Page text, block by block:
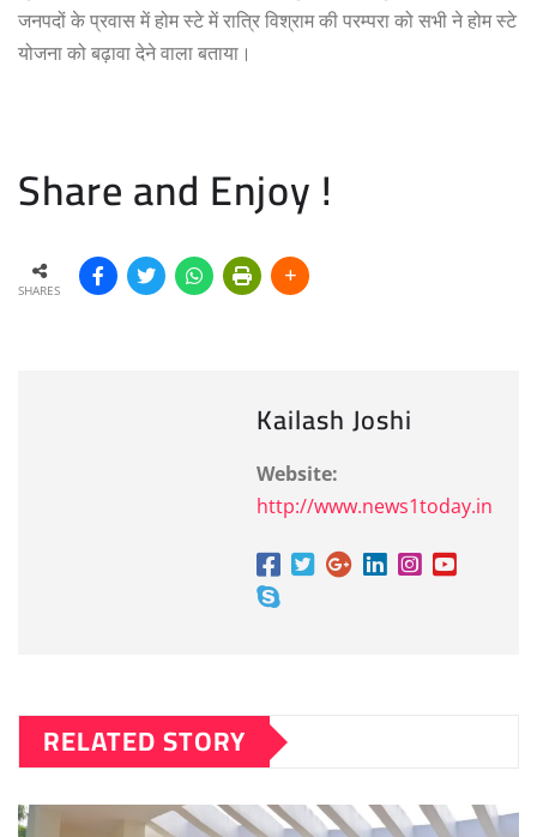
जनपदों के प्रवास में होम स्टे में रात्रि विश्राम की परम्परा को सभी ने होम स्टे
योजना को बढ़ावा देने वाला बताया।
Share and Enjoy !
SHARES
Kailash Joshi
Website:
http://www.news1today.in
RELATED STORY